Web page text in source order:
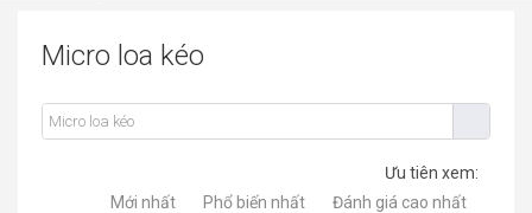
Micro loa kéo
Ưu tiên xem:
Mới nhất
Phổ biến nhất Đánh giá cao nhất